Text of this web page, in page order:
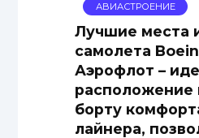
АВИАСТРОЕНИЕ
Лучшие места
самолета
Аэрофлот –
расположение
борту
лайнера,